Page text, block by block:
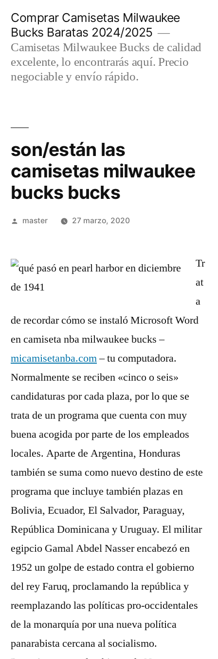
contenido
Comprar Camisetas Milwaukee
Bucks Baratas 2024/2025
Camisetas Milwaukee Bucks de calidad
excelente, lo encontrarás aquí. Precio
negociable y envío rápido.
son/están las
camisetas milwaukee
bucks bucks
Publicado
master 27 marzo, 2020
Tr
at
a
de recordar cómo se instaló Microsoft Word
en camiseta nba milwaukee bucks –
micamisetanba.com– tu computadora.
Normalmente se reciben «cinco o seis»
candidaturas por cada plaza, por lo que se
trata de un programa que cuenta con muy
buena acogida por parte de los empleados
locales. Aparte de Argentina, Honduras
también se suma como nuevo destino de este
programa que incluye también plazas en
Bolivia, Ecuador, El Salvador, Paraguay,
República Dominicana y Uruguay. El militar
egipcio Gamal Abdel Nasser encabezó en
1952 un golpe de estado contra el gobierno
del rey Faruq, proclamando la república y
reemplazando las políticas pro-occidentales
de la monarquía por una nueva política
panarabista cercana al socialismo.